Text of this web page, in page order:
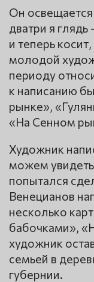
Он
дватри я
и теперь
молодой
периоду
к написанию
рынке»,
«На Сенном
Художник
можем
попытался
Венецианов
несколько
бабочками»,
художник
семьей в
губернии.